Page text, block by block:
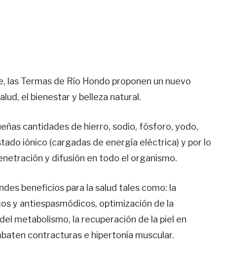
las Termas de Río Hondo proponen un nuevo
el bienestar y belleza natural.
cantidades de hierro, sodio, fósforo, yodo,
iónico (cargadas de energía eléctrica) y por lo
y difusión en todo el organismo.
beneficios para la salud tales como: la
y antiespasmódicos, optimización de la
metabolismo, la recuperación de la piel en
contracturas e hipertonía muscular.